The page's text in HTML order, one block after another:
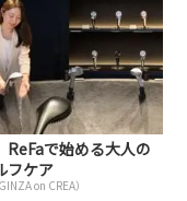
ReFaで始める大人の
フケア
on CREA）